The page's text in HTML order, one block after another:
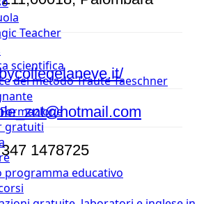
Teacher
scientifica
del metodo Traute Taeschner
gratuiti
programma educativo
347 1478725